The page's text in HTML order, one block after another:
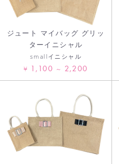
ジュート マイバッグ グリッ
ターイニシャル
smallイニシャル
¥ 1,100 ～ 2,200